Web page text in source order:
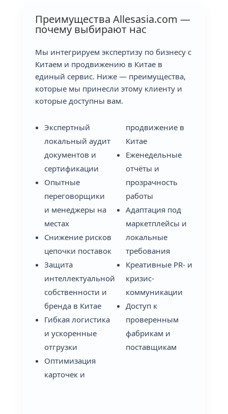
Преимущества Allesasia.com —
почему выбирают нас
Мы интегрируем экспертизу по бизнесу с
Китаем и продвижению в Китае в
единый сервис. Ниже — преимущества,
которые мы принесли этому клиенту и
которые доступны вам.
Экспертный
локальный аудит
документов и
сертификации
Опытные
переговорщики
и менеджеры на
местах
Снижение рисков
цепочки поставок
Защита
интеллектуальной
собственности и
бренда в Китае
Гибкая логистика
и ускоренные
отгрузки
Оптимизация
карточек и
продвижение в
Китае
Еженедельные
отчёты и
прозрачность
работы
Адаптация под
маркетплейсы и
локальные
требования
Креативные PR- и
кризис-
коммуникации
Доступ к
проверенным
фабрикам и
поставщикам